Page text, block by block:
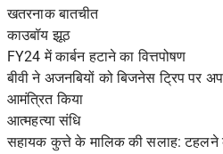
खतरनाक बातचीत
काउबॉय झूठ
FY24 में कार्बन हटाने का वित्तपोषण
बीवी ने अजनबियों को बिजनेस ट्रिप पर
आमंत्रित किया
आत्महत्या संधि
सहायक कुत्ते के मालिक की सलाह: टहलने